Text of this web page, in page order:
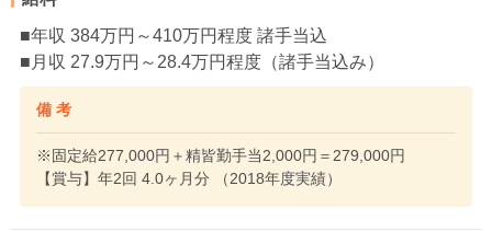
■年収 384万円～410万円程度 諸手当込
■月収 27.9万円～28.4万円程度（諸手当込み）
備 考
※固定給277,000円＋精皆勤手当2,000円＝279,000円
【賞与】年2回 4.0ヶ月分 （2018年度実績）